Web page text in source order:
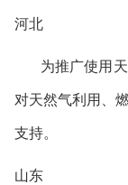
河北
为推广使用
对天然气利用、
支持。
山东